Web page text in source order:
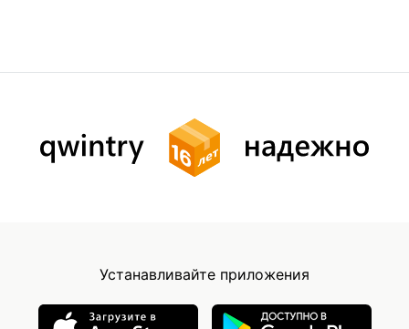
Устанавливайте приложения